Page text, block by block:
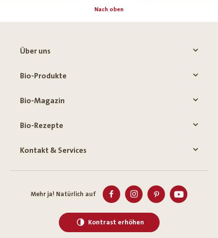
Nach oben
Über uns
Bio-Produkte
Bio-Magazin
Bio-Rezepte
Kontakt & Services
Mehr ja! Natürlich auf
Kontrast erhöhen